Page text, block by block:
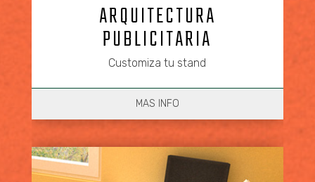
ARQUITECTURA
PUBLICITARIA
Customiza tu stand
MAS INFO